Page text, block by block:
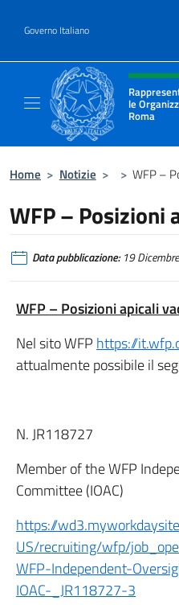
Governo Italiano
Intestazione
le
Roma
Il sito
Home > Notizie > > WFP –
WFP – Posizioni
Data pubblicazione:19
WFP – Posizioni apicali
Nel sito WFP https://
attualmente possibile il
N. JR118727
Member of the WFP
Committee (IOAC)
https://
US/recruiting/wfp/
WFP-Independent-
IOAC-_JR118727-3